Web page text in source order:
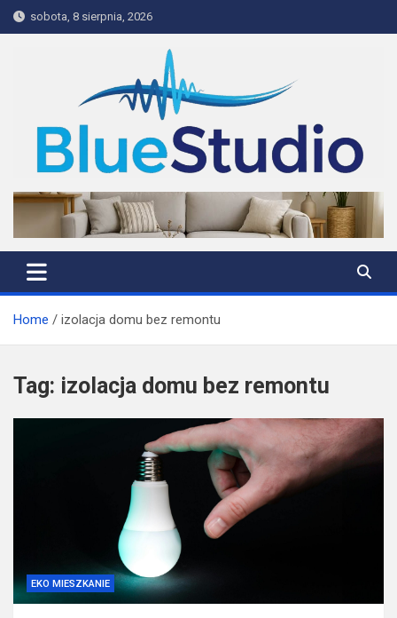
Skip
to
sobota, 8 sierpnia, 2026
BlueStudio
Home izolacja domu bez remontu
Tag: izolacja domu bez remontu
EKO MIESZKANIE